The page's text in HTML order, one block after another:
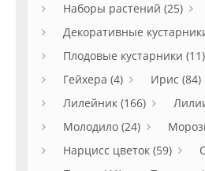
Наборы растений (25)
Декоративные
Плодовые кустарники (11)
Гейхера (4)
Ирис (84)
Лилейник (166)
Молодило (24)
Нарцисс цветок (59)